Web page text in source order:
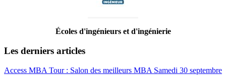
Écoles d'ingénieurs et d'ingénierie
Les derniers articles
Access MBA Tour : Salon des meilleurs MBA Samedi 30 septembre